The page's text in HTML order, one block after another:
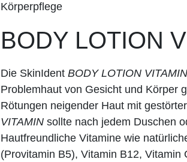
Körperpflege
BODY LOTION
Die SkinIdent BODY LOTION VITAMIN
Problemhaut von Gesicht und Körper
Rötungen neigender Haut mit
VITAMIN sollte nach jedem Duschen
Hautfreundliche Vitamine wie
(Provitamin B5), Vitamin B12,